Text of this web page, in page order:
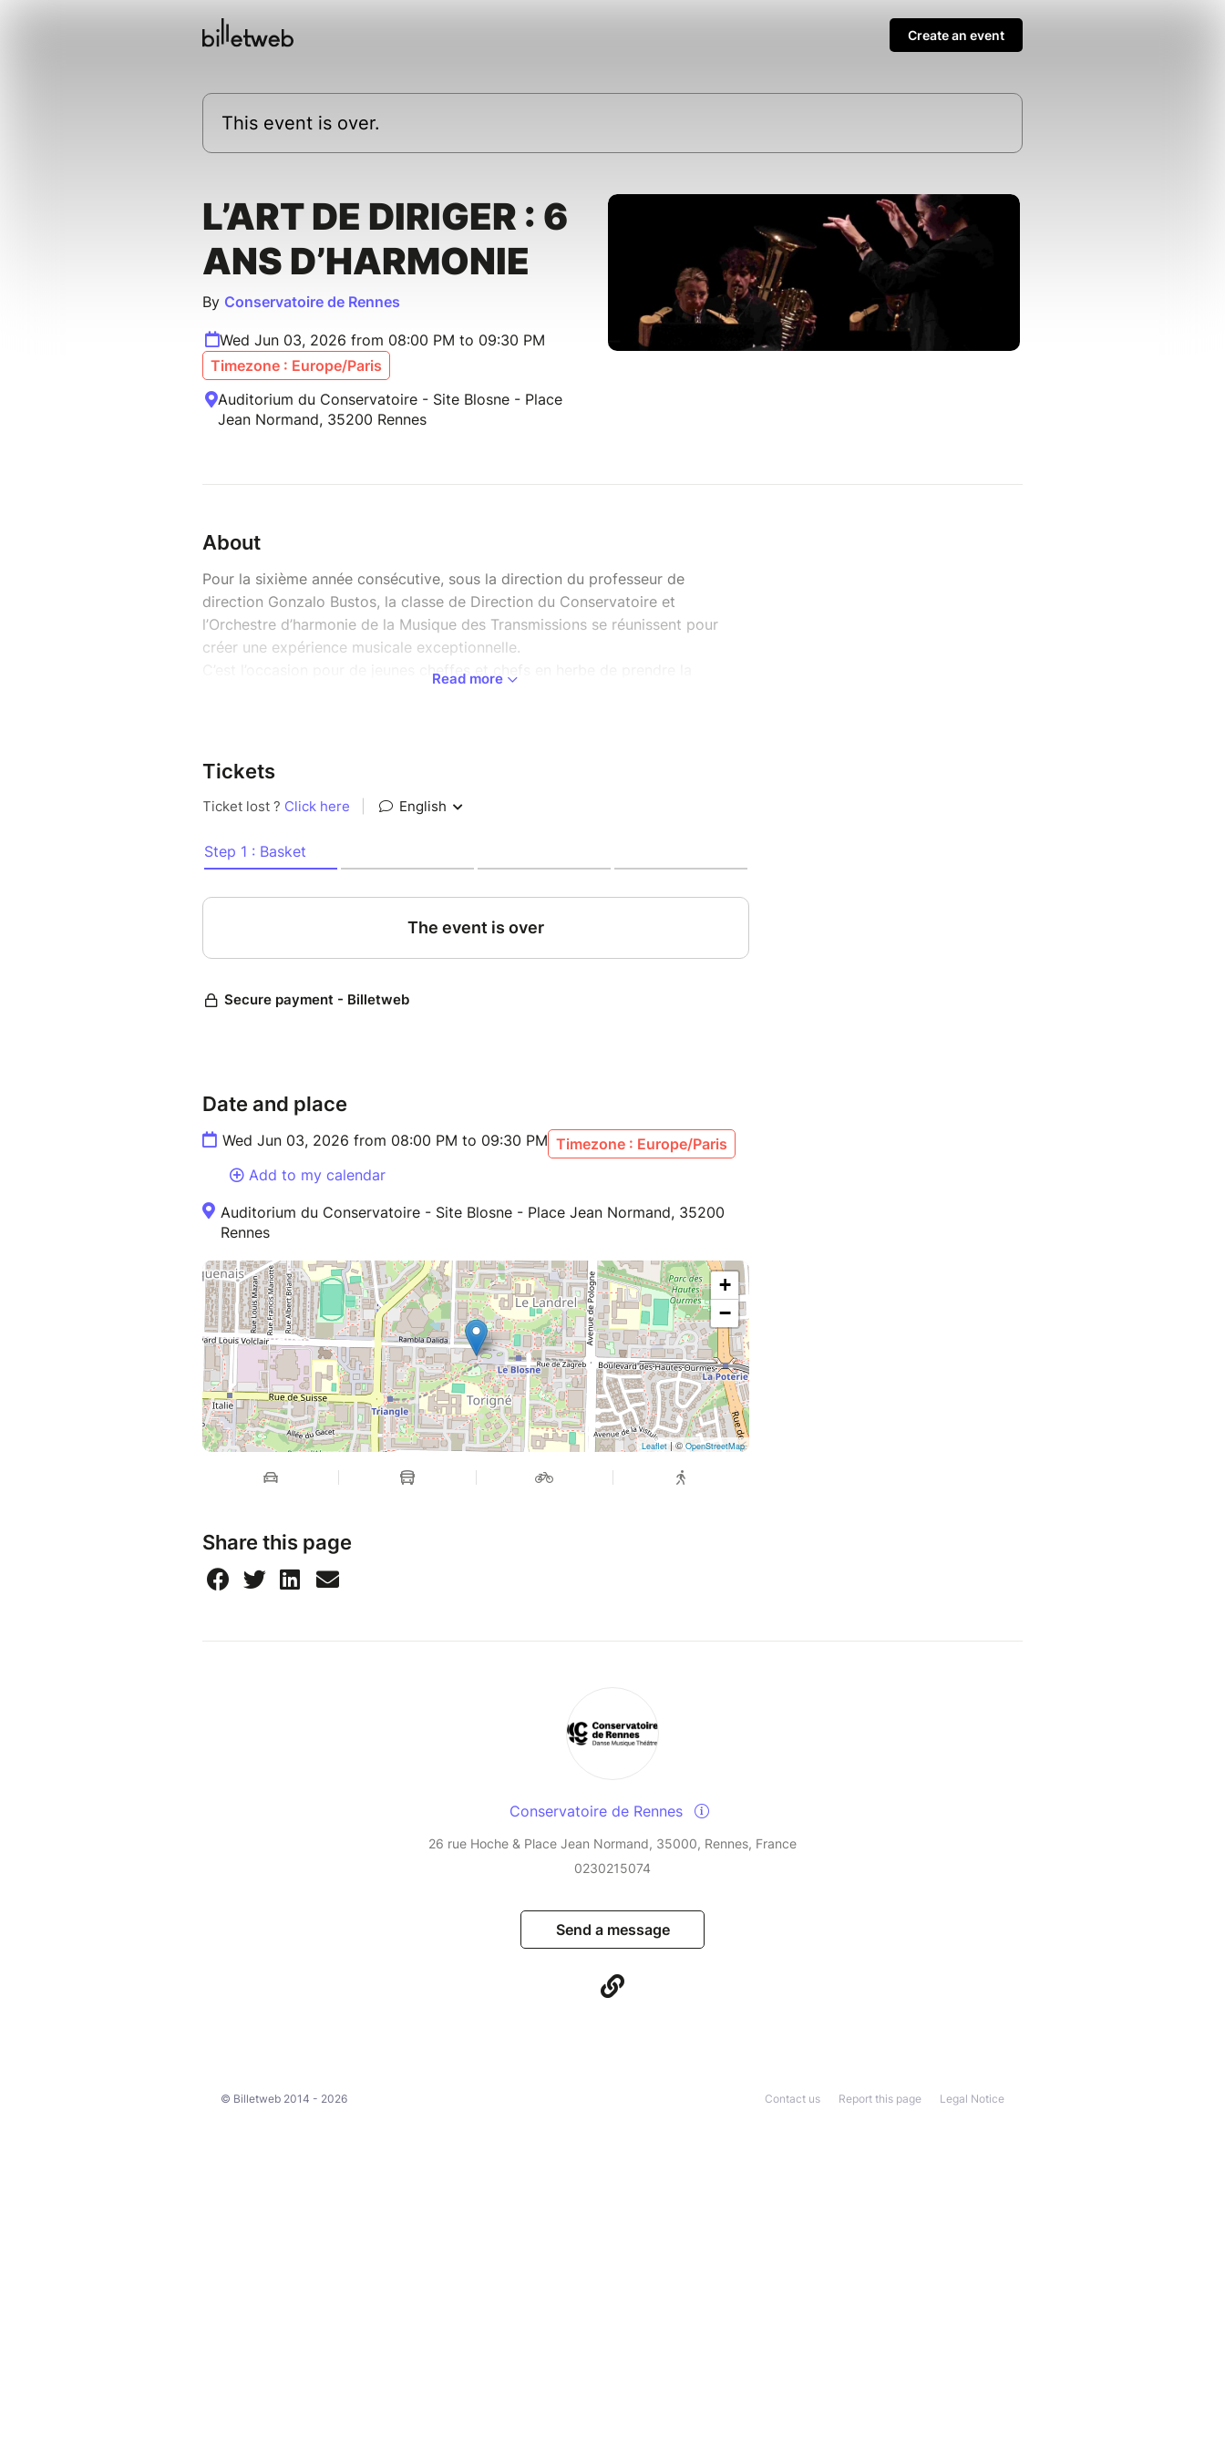
Create an event
This event is over.
L’ART DE DIRIGER : 6
ANS D’HARMONIE
By Conservatoire de Rennes
Wed Jun 03, 2026 from 08:00 PM to 09:30 PM
Timezone : Europe/Paris
Auditorium du Conservatoire - Site Blosne - Place
Jean Normand, 35200 Rennes
About
Pour la sixième année consécutive, sous la direction du professeur de
direction Gonzalo Bustos, la classe de Direction du Conservatoire et
l’Orchestre d’harmonie de la Musique des Transmissions se réunissent pour
créer une expérience musicale exceptionnelle.
C’est l’occasion pour de jeunes cheffes et chefs en herbe de prendre la
captivant, où l’expérience et la jeunesse se rencontrent en parfaite harmonie.
En première partie l’orchestre Cordissimo, dirigé par Florence Dubreuil et qui
réunit les élèves des classes d’Alto, Contrebasse, Violon et Violoncelle du
Coordination : Gonzalo Bustos
En partenariat avec l’Orchestre d’harmonie de la Musique des Transmissions de
Read more
Tickets
Date and place
Wed Jun 03, 2026 from 08:00 PM to 09:30 PM Timezone : Europe/Paris
Add to my calendar
Auditorium du Conservatoire - Site Blosne - Place Jean Normand, 35200
Rennes
+
−
Leaflet| ©OpenStreetMap
Share this page
Conservatoire de Rennes
26 rue Hoche & Place Jean Normand, 35000, Rennes, France
0230215074
Send a message
© Billetweb 2014 - 2026 Legal Notice
Report this page
Contact us